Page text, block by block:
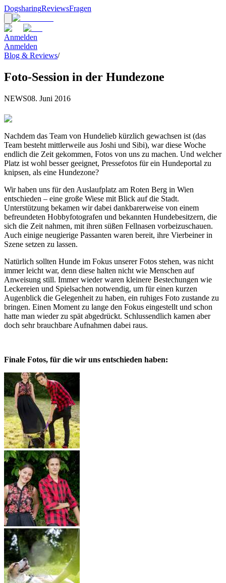
DogsharingReviewsFragen
Anmelden
Anmelden
Blog & Reviews/
Foto-Session in der Hundezone
NEWS08. Juni 2016
Nachdem das Team von Hundelieb kürzlich gewachsen ist (das
Team besteht mittlerweile aus Joshi und Sibi), war diese Woche
endlich die Zeit gekommen, Fotos von uns zu machen. Und welcher
Platz ist wohl besser geeignet, Pressefotos für ein Hundeportal zu
knipsen, als eine Hundezone?
Wir haben uns für den Auslaufplatz am Roten Berg in Wien
entschieden – eine große Wiese mit Blick auf die Stadt.
Unterstützung bekamen wir dabei dankbarerweise von einem
befreundeten Hobbyfotografen und bekannten Hundebesitzern, die
sich die Zeit nahmen, mit ihren süßen Fellnasen vorbeizuschauen.
Auch einige neugierige Passanten waren bereit, ihre Vierbeiner in
Szene setzen zu lassen.
Natürlich sollten Hunde im Fokus unserer Fotos stehen, was nicht
immer leicht war, denn diese halten nicht wie Menschen auf
Anweisung still. Immer wieder waren kleinere Bestechungen wie
Leckereien und Spielsachen notwendig, um für einen kurzen
Augenblick die Gelegenheit zu haben, ein ruhiges Foto zustande zu
bringen. Einen Moment zu lange den Fokus eingestellt und schon
hatte man wieder zu spät abgedrückt. Schlussendlich kamen aber
doch sehr brauchbare Aufnahmen dabei raus.
Finale Fotos, für die wir uns entschieden haben: